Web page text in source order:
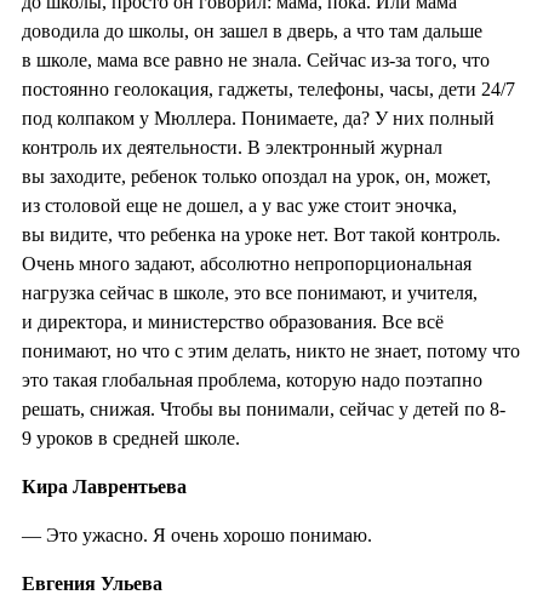
доводила до школы, он зашел в дверь, а что там дальше
в школе, мама все равно не знала. Сейчас из-за того, что
постоянно геолокация, гаджеты, телефоны, часы, дети 24/7
под колпаком у Мюллера. Понимаете, да? У них полный
контроль их деятельности. В электронный журнал
вы заходите, ребенок только опоздал на урок, он, может,
из столовой еще не дошел, а у вас уже стоит эночка,
вы видите, что ребенка на уроке нет. Вот такой контроль.
Очень много задают, абсолютно непропорциональная
нагрузка сейчас в школе, это все понимают, и учителя,
и директора, и министерство образования. Все всё
понимают, но что с этим делать, никто не знает, потому что
это такая глобальная проблема, которую надо поэтапно
решать, снижая. Чтобы вы понимали, сейчас у детей по 8-
9 уроков в средней школе.
Кира Лаврентьева
— Это ужасно. Я очень хорошо понимаю.
Евгения Ульева